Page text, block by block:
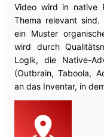
Video wird in native
Thema relevant
ein Muster
wird durch
Logik, die Native-
(Outbrain, Taboola,
an das Inventar, in